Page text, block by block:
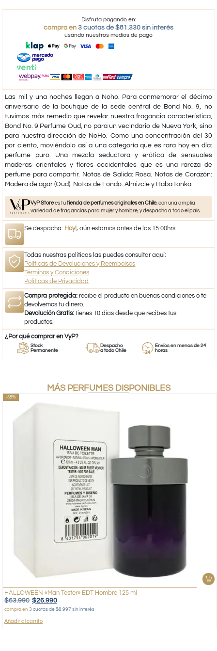
Disfruta pagando en:
compra en 3 cuotas de $81.330 sin interés
usando nuestros medios de pago
Las mil y una noches llegan a Noho. Para conmemorar el décimo
aniversario de la boutique de la sede central de Bond No. 9, no
tuvimos más remedio que revelar nuestra fragancia característica,
Bond No. 9 Perfume Oud, no para un vecindario de Nueva York, sino
para nuestra dirección de NoHo. Como una concentración del 30
por ciento, moviéndolo así a una categoría que es rara hoy en día:
perfume puro. Una mezcla seductora y erótica de sensuales
maderas orientales y flores occidentales que es una rareza de
perfume para compartir. Notas de Salida: Rosa. Notas de Corazón:
Madera de agar (Oud). Notas de Fondo: Almizcle y Haba tonka.
VyP Storees tutienda de perfumes originales en Chile, con una amplia
variedad de fragancias para mujer y hombre, y despacho a todo el país.
Se despacha: Hoy!, aún estamos antes de las 15:00hrs.
Todas nuestras políticas las puedes consultar aquí:
Políticas de Devoluciones y Reembolsos
Términos y Condiciones
Políticas de Privacidad
Compra protegida: recibe el producto en buenas condiciones o te
devolvemos tu dinero.
Devolución Gratis: tienes 10 días desde que recibes tus
productos.
¿Por qué comprar en VyP?
Stock
Permanente
Despacho
a todo Chile
Envíos en menos de 24
horas
MÁS PERFUMES DISPONIBLES
-58%
HALLOWEEN «Man Tester» EDT Hombre 125 ml
$63.990 $26.990
compra en 3 cuotas de $8.997 sin interés
Añadir al carrito